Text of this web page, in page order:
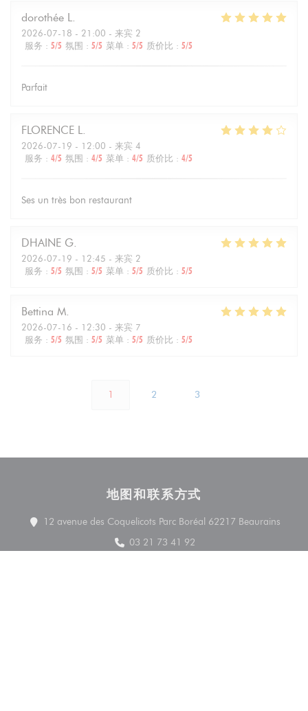
dorothée L
2026-07-18 - 21:00 - 来宾 2
服务 : 5/5 氛围 : 5/5 菜单 : 5/5 质价比 : 5/5
Parfait
FLORENCE L
2026-07-19 - 12:00 - 来宾 4
服务 : 4/5 氛围 : 4/5 菜单 : 4/5 质价比 : 4/5
Ses un très bon restaurant
DHAINE G
2026-07-19 - 12:45 - 来宾 2
服务 : 5/5 氛围 : 5/5 菜单 : 5/5 质价比 : 5/5
Bettina M
2026-07-16 - 12:30 - 来宾 7
服务 : 5/5 氛围 : 5/5 菜单 : 5/5 质价比 : 5/5
1 2 3
地图和联系方式
12 avenue des Coquelicots Parc Boréal 62217 Beaurains
03 21 73 41 92